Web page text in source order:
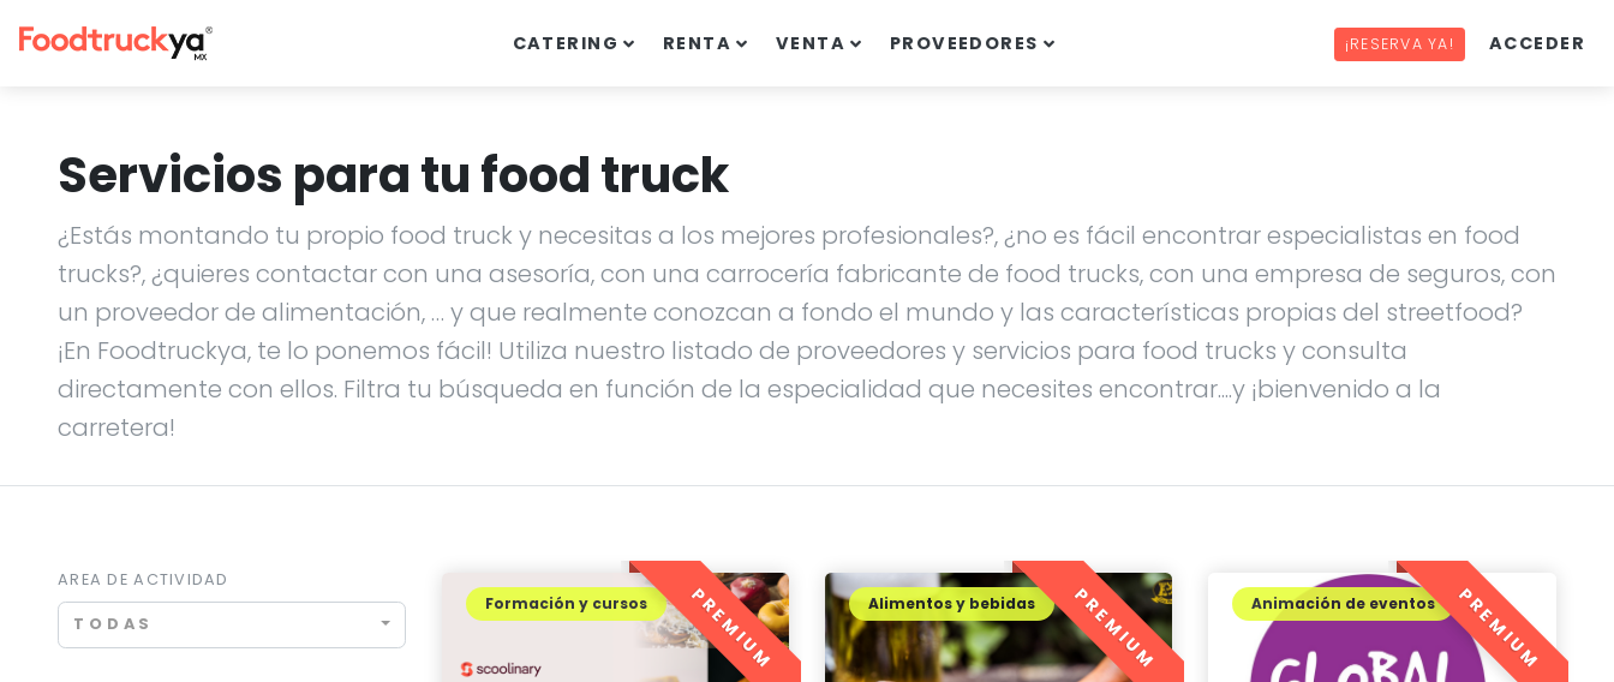
CATERING RENTA VENTA PROVEEDORES ¡RESERVA YA! ACCEDER
Servicios para tu food truck
¿Estás montando tu propio food truck y necesitas a los mejores profesionales?, ¿no es fácil encontrar especialistas en food
trucks?, ¿quieres contactar con una asesoría, con una carrocería fabricante de food trucks, con una empresa de seguros, con
un proveedor de alimentación, … y que realmente conozcan a fondo el mundo y las características propias del streetfood?
¡En Foodtruckya, te lo ponemos fácil! Utiliza nuestro listado de proveedores y servicios para food trucks y consulta
directamente con ellos. Filtra tu búsqueda en función de la especialidad que necesites encontrar....y ¡bienvenido a la
carretera!
AREA DE ACTIVIDAD
TODAS
Formación y cursos PREMIUM Alimentos y bebidas PREMIUM Animación de eventos PREMIUM